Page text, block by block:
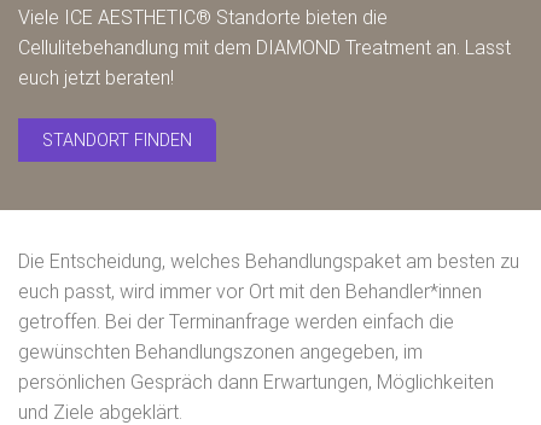
Viele ICE AESTHETIC® Standorte bieten die
Cellulitebehandlung mit dem DIAMOND Treatment an. Lasst
euch jetzt beraten!
STANDORT FINDEN
Die Entscheidung, welches Behandlungspaket am besten zu
euch passt, wird immer vor Ort mit den Behandler*innen
getroffen. Bei der Terminanfrage werden einfach die
gewünschten Behandlungszonen angegeben, im
persönlichen Gespräch dann Erwartungen, Möglichkeiten
und Ziele abgeklärt.